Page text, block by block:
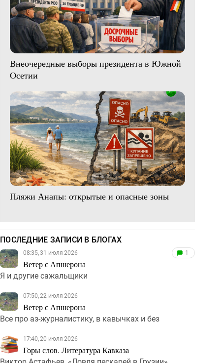
Внеочередные выборы президента в Южной
Осетии
Пляжи Анапы: открытые и опасные зоны
ПОСЛЕДНИЕ ЗАПИСИ В БЛОГАХ
08:35, 31 июля 2026
Ветер с Апшерона
1
Я и другие сажальщики
07:50, 22 июля 2026
Ветер с Апшерона
Все про аз-журналистику, в кавычках и без
17:40, 20 июля 2026
Горы слов. Литература Кавказа